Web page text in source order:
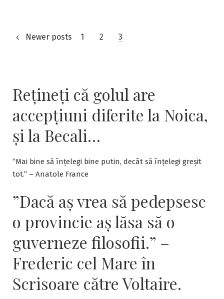
Locale
Navigare
Newer posts 1 2 3
Rețineți că golul are
accepțiuni diferite la Noica,
și la Becali…
”Mai bine să înțelegi bine putin, decât să înțelegi greșit
tot.” – Anatole France
”Dacă aş vrea să pedepsesc
o provincie aş lăsa să o
guverneze filosofii.” –
Frederic cel Mare în
Scrisoare către Voltaire.